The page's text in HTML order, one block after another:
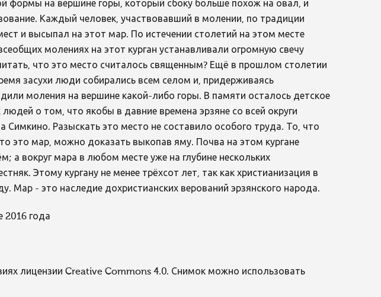
формы на вершине горы, который сбоку больше похож на овал, и
Каждый человек, участвовавший в молении, по традиции
и высыпал на этот мар. По истечении столетий на этом месте
молениях на этот курган устанавливали огромную свечу
что это место считалось священным? Ещё в прошлом столетии
засухи люди собирались всем селом и, придерживаясь
моления на вершине какой-либо горы. В памяти осталось детское
о том, что якобы в давние времена эрзяне со всей округи
Симкино. Разыскать это место не составило особого труда. То, что
это мар, можно доказать выкопав яму. Почва на этом кургане
а вокруг мара в любом месте уже на глубине нескольких
Этому кургану не менее трёхсот лет, так как христианизация в
Мар - это наследие дохристианских верований эрзянского народа.
2016 года
лицензии Creative Commons 4.0. Снимок можно использовать